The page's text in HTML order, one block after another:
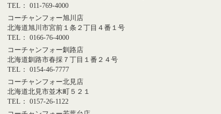
TEL： 011-769-4000
コーチャンフォー旭川店
北海道旭川市宮前１条２丁目４番１号
TEL： 0166-76-4000
コーチャンフォー釧路店
北海道釧路市春採７丁目１番２４号
TEL： 0154-46-7777
コーチャンフォー北見店
北海道北見市並木町５２１
TEL： 0157-26-1122